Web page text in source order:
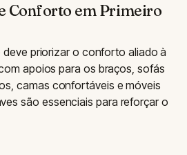
Conforto em Primeiro
deve priorizar o conforto aliado à
apoios para os braços, sofás
camas confortáveis e móveis
são essenciais para reforçar o